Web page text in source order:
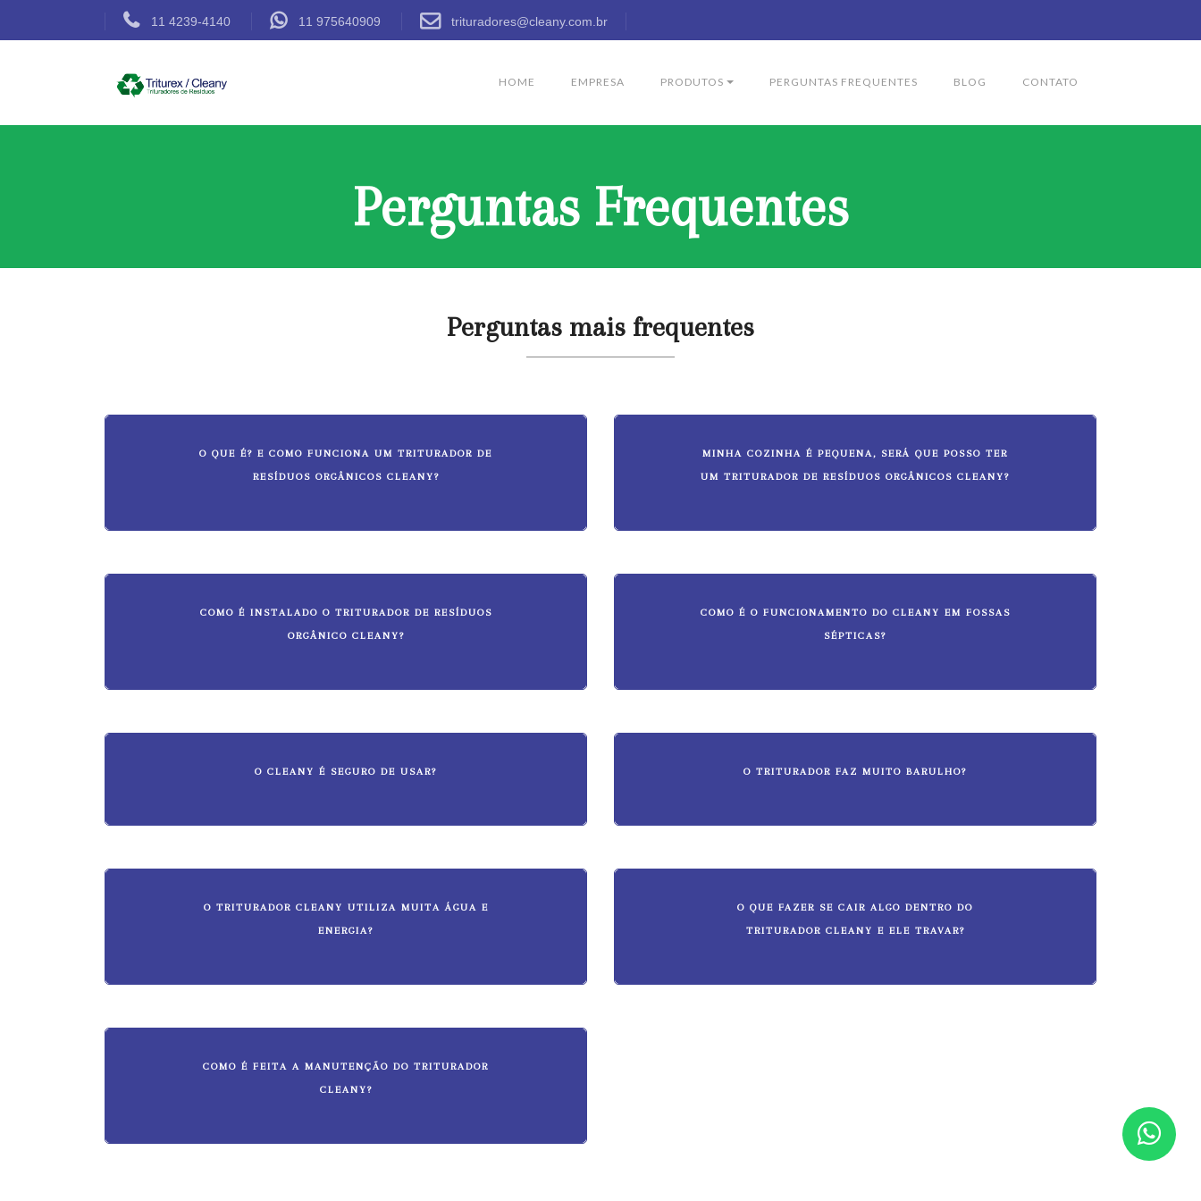
11 4239-4140 11 975640909 trituradores@cleany.com.br
HOME EMPRESA PRODUTOS PERGUNTAS FREQUENTES BLOG CONTATO
Perguntas Frequentes
Perguntas mais frequentes
O QUE É? E COMO FUNCIONA UM TRITURADOR DE
RESÍDUOS ORGÂNICOS CLEANY?
COMO É INSTALADO O TRITURADOR DE RESÍDUOS
ORGÂNICO CLEANY?
O CLEANY É SEGURO DE USAR?
O TRITURADOR CLEANY UTILIZA MUITA ÁGUA E
ENERGIA?
COMO É FEITA A MANUTENÇÃO DO TRITURADOR
CLEANY?
MINHA COZINHA É PEQUENA, SERÁ QUE POSSO TER
UM TRITURADOR DE RESÍDUOS ORGÂNICOS CLEANY?
COMO É O FUNCIONAMENTO DO CLEANY EM FOSSAS
SÉPTICAS?
O TRITURADOR FAZ MUITO BARULHO?
O QUE FAZER SE CAIR ALGO DENTRO DO
TRITURADOR CLEANY E ELE TRAVAR?